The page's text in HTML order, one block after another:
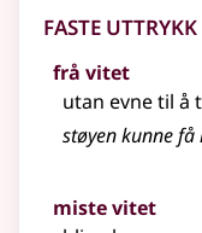
Faste uttrykk
frå vitet
utan evne til å
støyen kunne
miste vitet